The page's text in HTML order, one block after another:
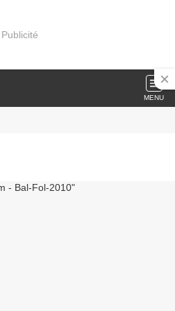
Publicité
MENU